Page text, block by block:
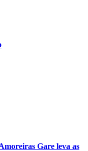
Gare leva as